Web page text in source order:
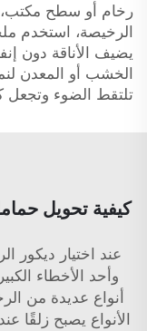
رخام أو سطح مكتب،
الرخيصة، استخدم
يضيف الأناقة دون
الخشب أو المعدن
تلتقط الضوء
كيفية تحويل
عند اختيار ديكور
وأحد الأخطاء
أنواع عديدة من
الأنواع يصبح زلقًا